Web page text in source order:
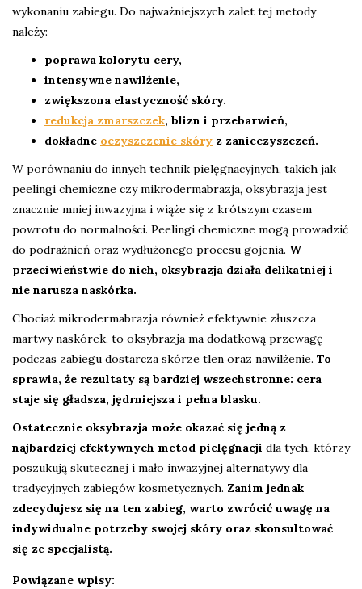
wykonaniu zabiegu. Do najważniejszych zalet tej metody
należy:
poprawa kolorytu cery,
intensywne nawilżenie,
zwiększona elastyczność skóry.
redukcja zmarszczek, blizn i przebarwień,
dokładne oczyszczenie skóry z zanieczyszczeń.
W porównaniu do innych technik pielęgnacyjnych, takich jak
peelingi chemiczne czy mikrodermabrazja, oksybrazja jest
znacznie mniej inwazyjna i wiąże się z krótszym czasem
powrotu do normalności. Peelingi chemiczne mogą prowadzić
do podrażnień oraz wydłużonego procesu gojenia. W
przeciwieństwie do nich, oksybrazja działa delikatniej i
nie narusza naskórka.
Chociaż mikrodermabrazja również efektywnie złuszcza
martwy naskórek, to oksybrazja ma dodatkową przewagę –
podczas zabiegu dostarcza skórze tlen oraz nawilżenie. To
sprawia, że rezultaty są bardziej wszechstronne: cera
staje się gładsza, jędrniejsza i pełna blasku.
Ostatecznie oksybrazja może okazać się jedną z
najbardziej efektywnych metod pielęgnacji dla tych, którzy
poszukują skutecznej i mało inwazyjnej alternatywy dla
tradycyjnych zabiegów kosmetycznych. Zanim jednak
zdecydujesz się na ten zabieg, warto zwrócić uwagę na
indywidualne potrzeby swojej skóry oraz skonsultować
się ze specjalistą.
Powiązane wpisy: